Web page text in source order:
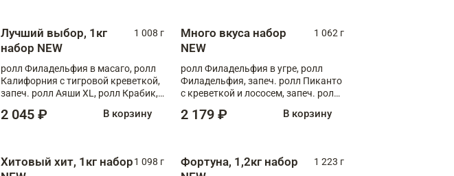
Лучший выбор, 1кг
набор NEW
1 008 г
ролл Филадельфия в масаго, ролл
Калифорния с тигровой креветкой,
запеч. ролл Аяши XL, ролл Крабик,
2 045 ₽ В корзину
Много вкуса набор
NEW
1 062 г
ролл Филадельфия в угре, ролл
Филадельфия, запеч. ролл Пиканто
с креветкой и лососем, запеч. ролл
2 179 ₽ В корзину
Хитовый хит, 1кг набор1 098 г
Фортуна, 1,2кг набор
1 223 г